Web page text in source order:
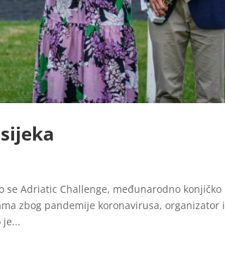
se Adriatic Challenge, međunarodno konjičko
zbog pandemije koronavirusa, organizator i
je...